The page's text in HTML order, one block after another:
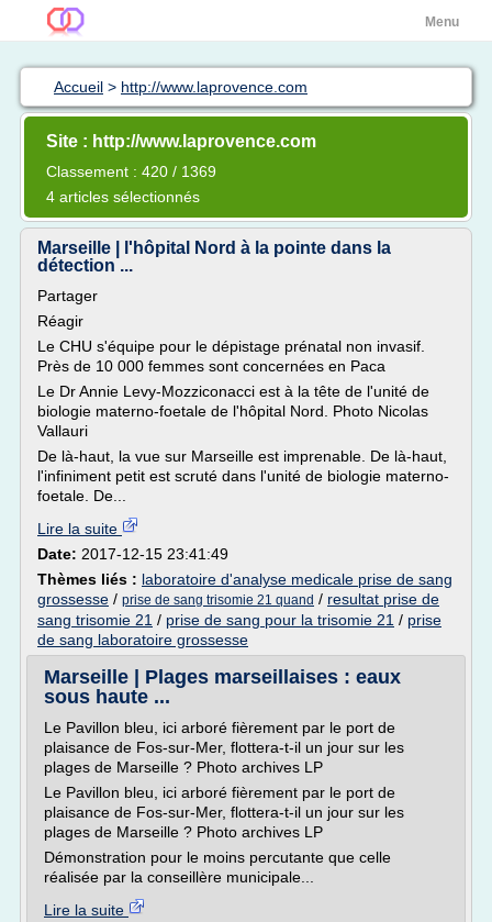
Menu
Accueil > http://www.laprovence.com
Site : http://www.laprovence.com
Classement : 420 / 1369
4 articles sélectionnés
Marseille | l'hôpital Nord à la pointe dans la
détection ...
Partager
Réagir
Le CHU s'équipe pour le dépistage prénatal non invasif.
Près de 10 000 femmes sont concernées en Paca
Le Dr Annie Levy-Mozziconacci est à la tête de l'unité de
biologie materno-foetale de l'hôpital Nord. Photo Nicolas
Vallauri
De là-haut, la vue sur Marseille est imprenable. De là-haut,
l'infiniment petit est scruté dans l'unité de biologie materno-
foetale. De...
Lire la suite
Date: 2017-12-15 23:41:49
Thèmes liés : laboratoire d'analyse medicale prise de sang
grossesse / prise de sang trisomie 21 quand / resultat prise de
sang trisomie 21 / prise de sang pour la trisomie 21 / prise
de sang laboratoire grossesse
Marseille | Plages marseillaises : eaux
sous haute ...
Le Pavillon bleu, ici arboré fièrement par le port de
plaisance de Fos-sur-Mer, flottera-t-il un jour sur les
plages de Marseille ? Photo archives LP
Le Pavillon bleu, ici arboré fièrement par le port de
plaisance de Fos-sur-Mer, flottera-t-il un jour sur les
plages de Marseille ? Photo archives LP
Démonstration pour le moins percutante que celle
réalisée par la conseillère municipale...
Lire la suite